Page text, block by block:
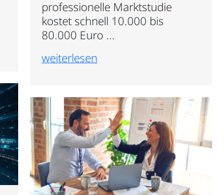
professionelle Marktstudie
kostet schnell 10.000 bis
80.000 Euro ...
weiterlesen